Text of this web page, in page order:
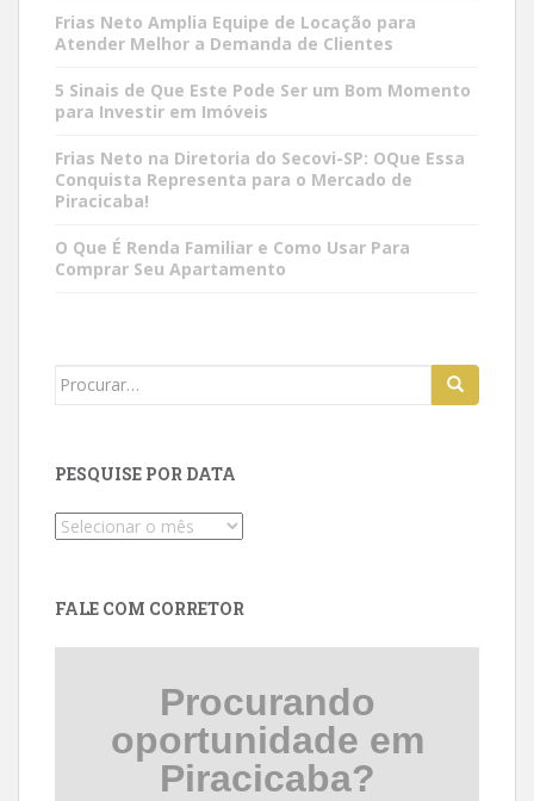
Frias Neto Amplia Equipe de Locação para
Atender Melhor a Demanda de Clientes
5 Sinais de Que Este Pode Ser um Bom Momento
para Investir em Imóveis
Frias Neto na Diretoria do Secovi-SP: OQue Essa
Conquista Representa para o Mercado de
Piracicaba!
O Que É Renda Familiar e Como Usar Para
Comprar Seu Apartamento
Search
PESQUISE POR DATA
Pesquise
FALE COM CORRETOR
Procurando
oportunidade em
Piracicaba?